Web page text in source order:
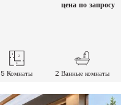
цена по запросу
5 Комнаты 2 Ванные комнаты